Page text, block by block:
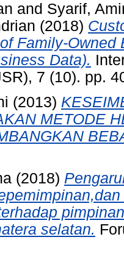
and Syarif,
(2018)
Family-
Data).
7 (10). pp.
(2013)
METODE
(2018)
selatan.